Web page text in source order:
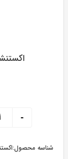
اکستنشن
-
شناسه محصول: